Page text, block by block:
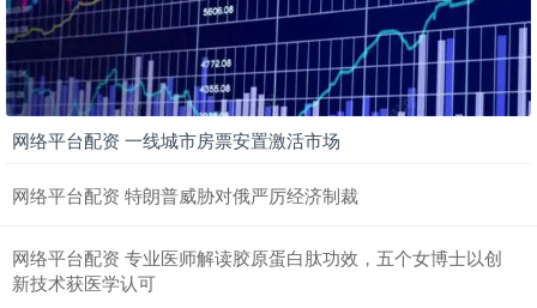
网络平台配资 一线城市房票安置激活市场
网络平台配资 特朗普威胁对俄严厉经济制裁
网络平台配资 专业医师解读胶原蛋白肽功效，五个女博士以创
新技术获医学认可